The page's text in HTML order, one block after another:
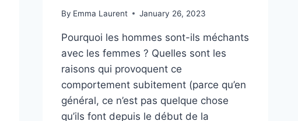
By Emma Laurent January 26, 2023
Pourquoi les hommes sont-ils méchants
avec les femmes ? Quelles sont les
raisons qui provoquent ce
comportement subitement (parce qu’en
général, ce n’est pas quelque chose
qu’ils font depuis le début de la